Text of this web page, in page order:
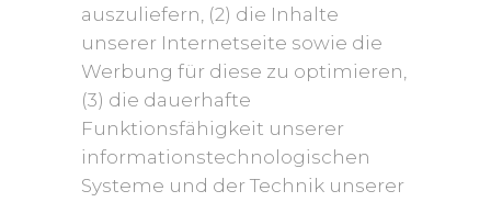
auszuliefern, (2) die Inhalte
unserer Internetseite sowie die
Werbung für diese zu optimieren,
(3) die dauerhafte
Funktionsfähigkeit unserer
informationstechnologischen
Systeme und der Technik unserer